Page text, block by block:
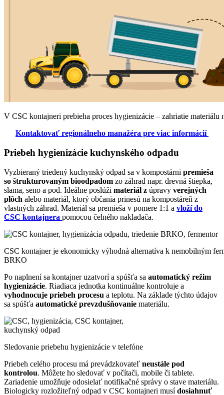
V CSC kontajneri prebieha proces hygienizácie – zahriatie materiálu
Kontaktovať regionálneho manažéra pre viac informácií
Priebeh hygienizácie kuchynského odpadu
Vyzbieraný triedený kuchynský odpad sa v kompostárni premieša
so štrukturovaným bioodpadom zo záhrad napr. drevná štiepka,
slama, seno a pod. Ideálne poslúži materiál z úpravy verejných
plôch alebo materiál, ktorý občania prinesú na kompostáreň z
vlastných záhrad. Materiál sa premieša v pomere 1:1 a vloží do
CSC kontajnera pomocou čelného nakladača.
CSC kontajner je ekonomicky výhodná alternatíva k nemobilným
BRKO
Po naplnení sa kontajner uzatvorí a spúšťa sa automatický režim
hygienizácie. Riadiaca jednotka kontinuálne kontroluje a
vyhodnocuje priebeh procesu a teplotu. Na základe týchto údajov
sa spúšťa automatické prevzdušňovanie materiálu.
Sledovanie priebehu hygienizácie v telefóne
Priebeh celého procesu má prevádzkovateľ neustále pod
kontrolou. Môžete ho sledovať v počítači, mobile či tablete.
Zariadenie umožňuje odosielať notifikačné správy o stave materiálu.
Biologicky rozložiteľný odpad v CSC kontajneri musídosiahnuť